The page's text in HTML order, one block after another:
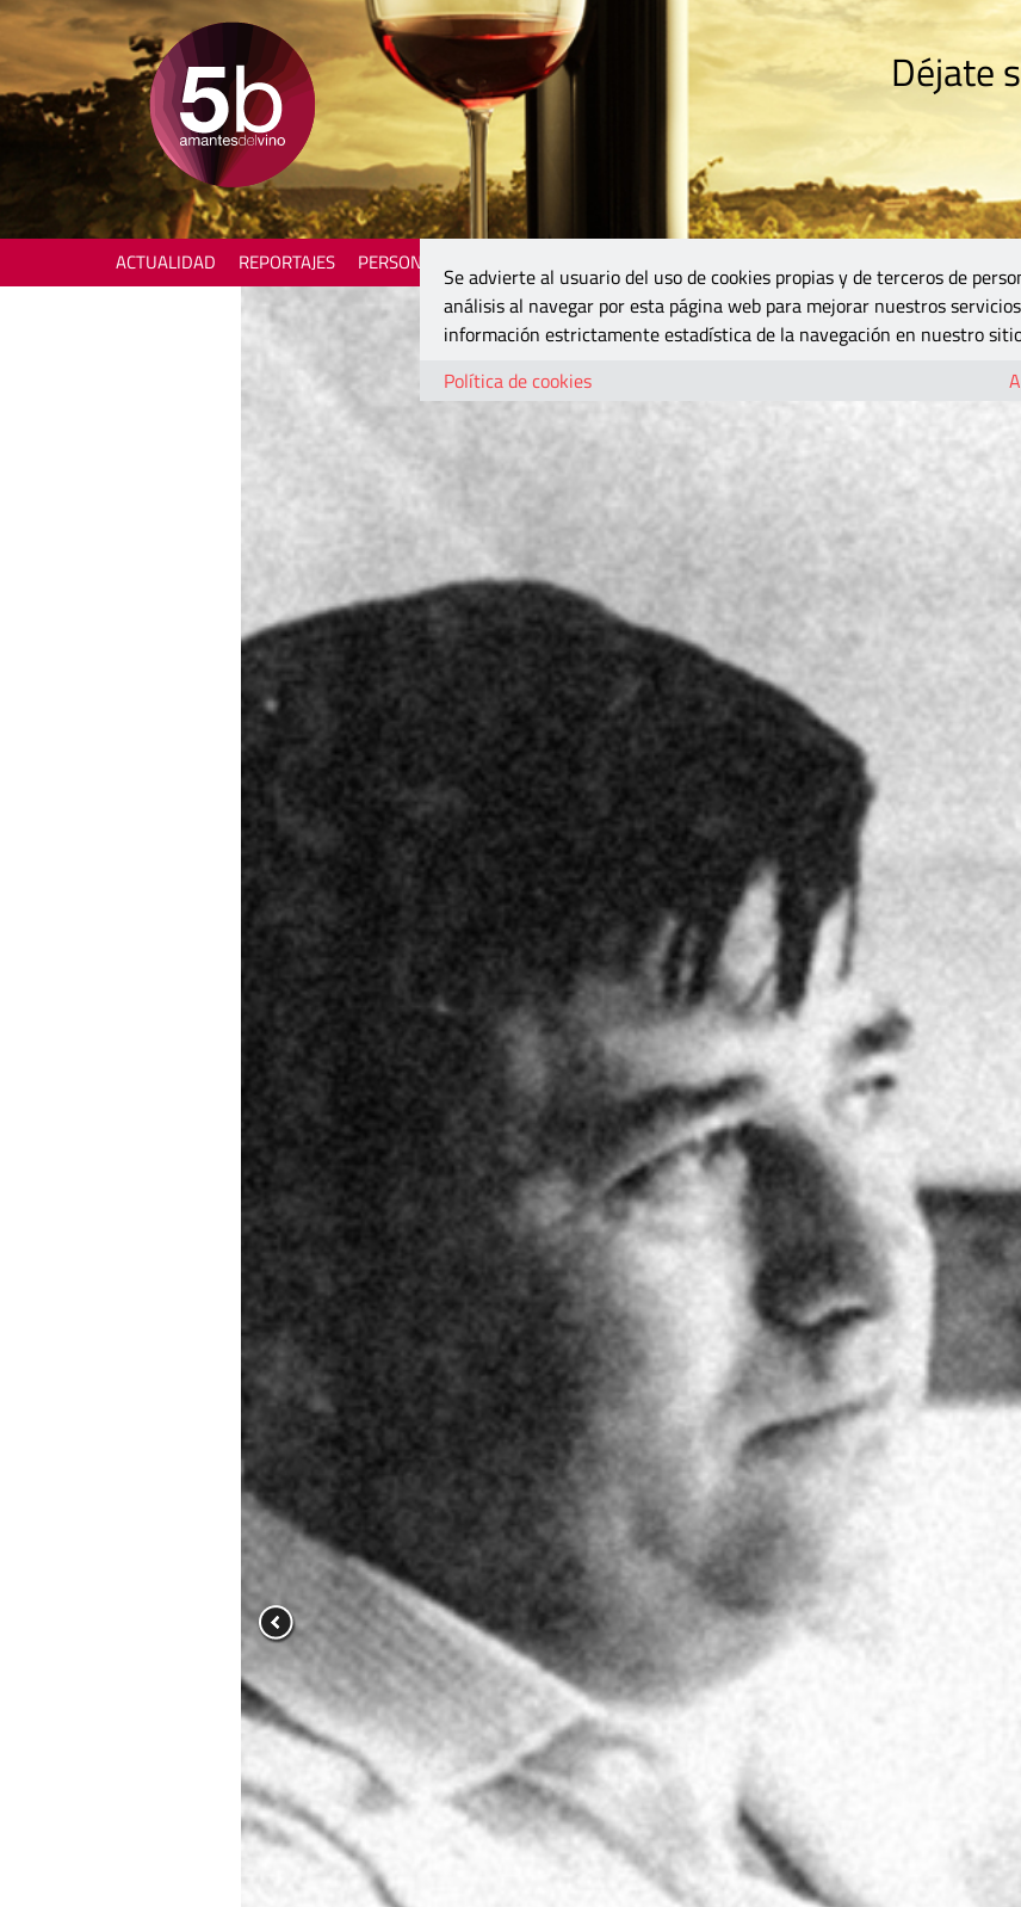
Déjate
ACTUALIDAD REPORTAJES PERSONAJES
Se advierte al usuario del uso de cookies propias y de terceros de
análisis al navegar por esta página web para mejorar nuestros
información estrictamente estadística de la navegación en nuestro
Política de cookies